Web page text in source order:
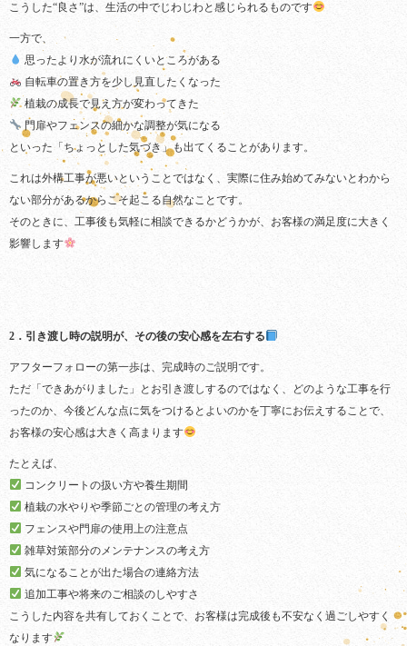
こうした“良さ”は、生活の中でじわじわと感じられるものです
一方で、
思ったより水が流れにくいところがある
自転車の置き方を少し見直したくなった
植栽の成長で見え方が変わってきた
門扉やフェンスの細かな調整が気になる
といった「ちょっとした気づき」も出てくることがあります。
これは外構工事が悪いということではなく、実際に住み始めてみないとわから
ない部分があるからこそ起こる自然なことです。
そのときに、工事後も気軽に相談できるかどうかが、お客様の満足度に大きく
影響します
2．引き渡し時の説明が、その後の安心感を左右する
アフターフォローの第一歩は、完成時のご説明です。
ただ「できあがりました」とお引き渡しするのではなく、どのような工事を行
ったのか、今後どんな点に気をつけるとよいのかを丁寧にお伝えすることで、
お客様の安心感は大きく高まります
たとえば、
コンクリートの扱い方や養生期間
植栽の水やりや季節ごとの管理の考え方
フェンスや門扉の使用上の注意点
雑草対策部分のメンテナンスの考え方
気になることが出た場合の連絡方法
追加工事や将来のご相談のしやすさ
こうした内容を共有しておくことで、お客様は完成後も不安なく過ごしやすく
なります